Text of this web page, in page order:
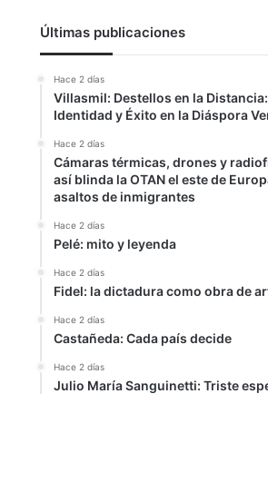
Últimas publicaciones
Hace 2 días
Villasmil: Destellos en la
Identidad y Éxito en la Diáspora
Hace 2 días
Cámaras térmicas, drones y
así blinda la OTAN el este de
asaltos de inmigrantes
Hace 2 días
Pelé: mito y leyenda
Hace 2 días
Fidel: la dictadura como obra de
Hace 2 días
Castañeda: Cada país decide
Hace 2 días
Julio María Sanguinetti: Triste